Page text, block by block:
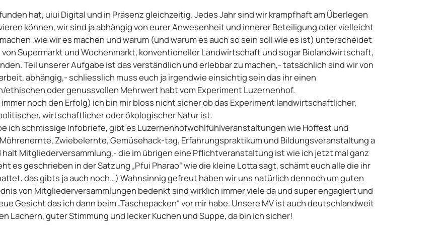
hat, uiui Digital und in Präsenz gleichzeitig. Jedes Jahr sind wir krampfhaft am Überlegen
können, wir sind ja abhängig von eurer Anwesenheit und innerer Beteiligung oder vielleicht
machen ,wie wir es machen und warum (und warum es auch so sein soll wie es ist) unterscheidet
Supermarkt und Wochenmarkt, konventioneller Landwirtschaft und sogar Biolandwirtschaft,
Teil unserer Aufgabe ist das verständlich und erlebbar zu machen,- tatsächlich sind wir von
abhängig,- schliesslich muss euch ja irgendwie einsichtig sein das ihr einen
oder genussvollen Mehrwert habt vom Experiment Luzernenhof.
noch den Erfolg) ich bin mir bloss nicht sicher ob das Experiment landwirtschaftlicher,
wirtschaftlicher oder ökologischer Natur ist.
ich schmissige Infobriefe, gibt es Luzernenhofwohlfühlveranstaltungen wie Hoffest und
Zwiebelernte, Gemüsehack-tag, Erfahrungspraktikum und Bildungsveranstaltung a
Mitgliederversammlung,- die im übrigen eine Pflichtveranstaltung ist wie ich jetzt mal ganz
es geschrieben in der Satzung „Pfui Pharao“ wie die kleine Lotta sagt, schämt euch alle die ihr
das gibts ja auch noch…) Wahnsinnig gefreut haben wir uns natürlich dennoch um guten
von Mitgliederversammlungen bedenkt sind wirklich immer viele da und super engagiert und
Gesicht das ich dann beim „Taschepacken“ vor mir habe. Unsere MV ist auch deutschlandweit
Lachern, guter Stimmung und lecker Kuchen und Suppe, da bin ich sicher!